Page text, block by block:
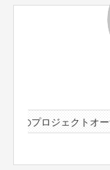
のプロジェクトオーナ
サポーター数
日時：10/23(木
まもる。が作っ
でお酒又はジュー
家飲み感覚で見て
※こちらのリター